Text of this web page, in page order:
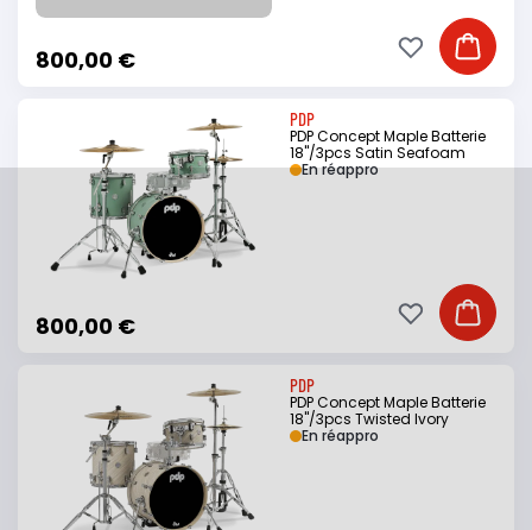
800,00 € Ajouter
Ajouter à ma
PDP
PDP Concept Maple Batterie
18"/3pcs Satin Seafoam
800,00 €
En réappro
Ajouter
Ajouter à ma
PDP
PDP Concept Maple Batterie
18"/3pcs Twisted Ivory
En réappro